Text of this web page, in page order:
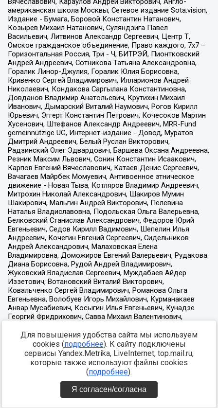
Для повышения удобства сайта мы используем
cookies (подробнее). К сайту подключены
сервисы Yandex.Metrika, LiveInternet, top.mail.ru,
которые также используют файлы cookies
(подробнее).
Я согласен/согласна